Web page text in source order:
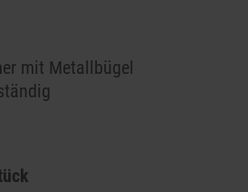
mit Metallbügel